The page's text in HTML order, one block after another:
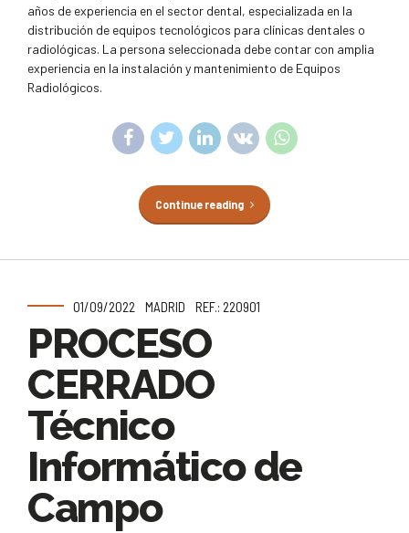
años de experiencia en el sector dental, especializada en la
distribución de equipos tecnológicos para clínicas dentales o
radiológicas. La persona seleccionada debe contar con amplia
experiencia en la instalación y mantenimiento de Equipos
Radiológicos.
Continue reading
01/09/2022 MADRID REF.: 220901
PROCESO
CERRADO
Técnico
Informático de
Campo